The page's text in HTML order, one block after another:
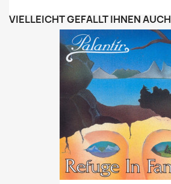
VIELLEICHT GEFÄLLT IHNEN AUCH